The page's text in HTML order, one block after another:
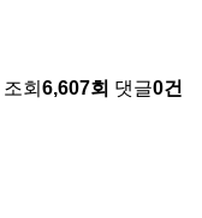
조회 6,607회 댓글0건